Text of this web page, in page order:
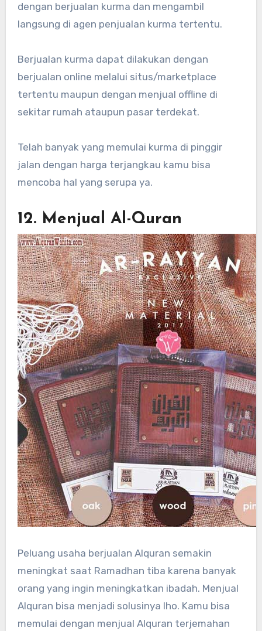
dengan berjualan kurma dan mengambil
langsung di agen penjualan kurma tertentu.
Berjualan kurma dapat dilakukan dengan
berjualan online melalui situs/marketplace
tertentu maupun dengan menjual offline di
sekitar rumah ataupun pasar terdekat.
Telah banyak yang memulai kurma di pinggir
jalan dengan harga terjangkau kamu bisa
mencoba hal yang serupa ya.
12. Menjual Al-Quran
Peluang usaha berjualan Alquran semakin
meningkat saat Ramadhan tiba karena banyak
orang yang ingin meningkatkan ibadah. Menjual
Alquran bisa menjadi solusinya lho. Kamu bisa
memulai dengan menjual Alquran terjemahan